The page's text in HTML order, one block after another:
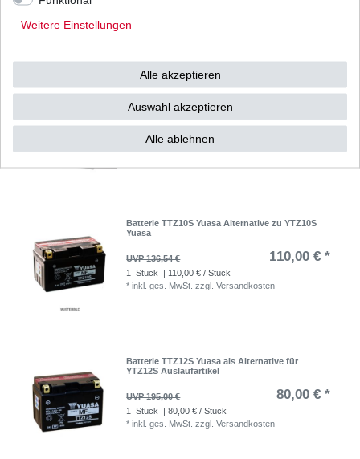
Charger
UVP 109,96 € 83,44 € *
Stück
| 83,44 € / Stück
Batterie TTZ10S Yuasa Alternative zu YTZ10S
Yuasa
UVP 136,54 € 110,00 € *
1 Stück
| 110,00 € / Stück
*inkl. ges. MwSt. zzgl.Versandkosten
Batterie TTZ12S Yuasa als Alternative für
YTZ12S Auslaufartikel
UVP 195,00 € 80,00 € *
1 Stück
| 80,00 € / Stück
*inkl. ges. MwSt. zzgl.Versandkosten
Weitere Einstellungen
Alle akzeptieren
Auswahl akzeptieren
Alle ablehnen